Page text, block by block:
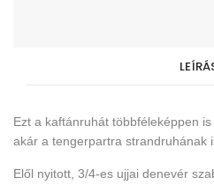
Ezt a kaftánruhát többféleképpen
akár a tengerpartra strandruhának
Elől nyitott, 3/4-es ujjai denevér